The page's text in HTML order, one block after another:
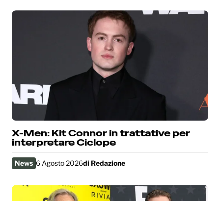
X-Men: Kit Connor in trattative per
interpretare Ciclope
News 6 Agosto 2026di Redazione